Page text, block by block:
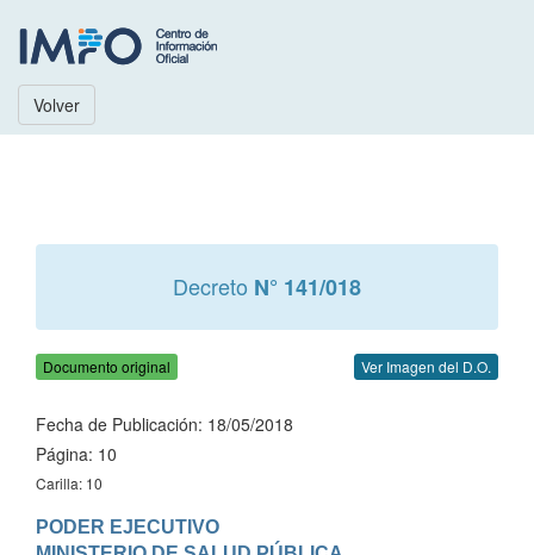
Volver
Decreto N° 141/018
Documento original Ver Imagen del D.O.
Fecha de Publicación: 18/05/2018
Página: 10
Carilla: 10
PODER EJECUTIVO